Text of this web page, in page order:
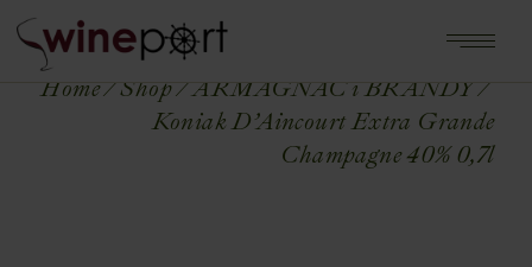
Home Shop
ARMAGNAC i BRANDY
Koniak D’Aincourt Extra Grande
Champagne 40% 0,7l